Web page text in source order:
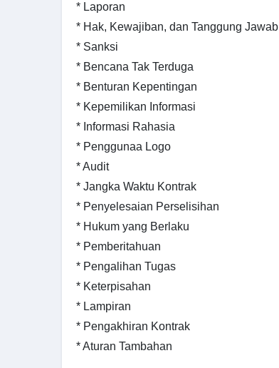
* Laporan
* Hak, Kewajiban, dan Tanggung Jawab
* Sanksi
* Bencana Tak Terduga
* Benturan Kepentingan
* Kepemilikan Informasi
* Informasi Rahasia
* Penggunaa Logo
* Audit
* Jangka Waktu Kontrak
* Penyelesaian Perselisihan
* Hukum yang Berlaku
* Pemberitahuan
* Pengalihan Tugas
* Keterpisahan
* Lampiran
* Pengakhiran Kontrak
* Aturan Tambahan